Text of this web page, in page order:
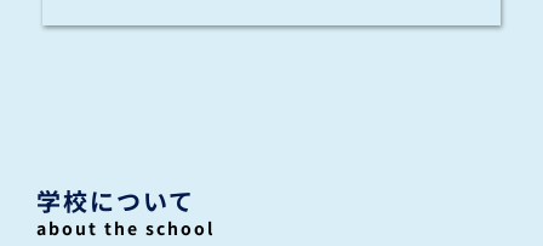
学校について
about the school